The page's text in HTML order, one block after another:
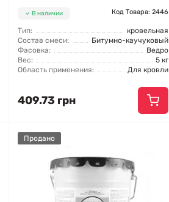
В наличии Код Товара: 2446
Тип:
кровельная
Состав смеси:
Битумно-каучуковый
Фасовка:
Ведро
Вес:
5 кг
Область применения:
Для кровли
409.73 грн
Продано